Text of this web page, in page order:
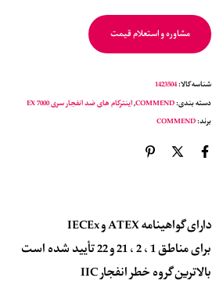
مشاوره و استعلام قیمت
شناسه کالا:1423504
دسته بندی:COMMEND
,اینترکام های ضد انفجار سری EX 7000
برند:COMMEND
دارای گواهینامه ATEX و IECEx
برای مناطق 1 ، 2 ، 21 و 22 تأیید شده است
بالاترین گروه خطر انفجار IIC